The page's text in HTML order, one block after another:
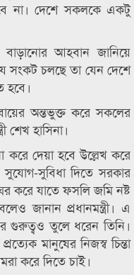
না। দেশে সকলকে একটু
আহবান জানিয়ে
যে সংকট চলছে তা যেন দেশে
হবে।
অন্তভুক্ত করে সকলের
শেখ হাসিনা।
করে দেয়া হবে উল্লেখ করে
সুযোগ-সুবিধা দিতে সরকার
করে যাতে ফসলি জমি নষ্ট
জানান প্রধানমন্ত্রী। এ
গুরুত্বও তুলে ধরেন তিনি।
মানুষের নিজস্ব চিন্তা
করে দিতে চাই।